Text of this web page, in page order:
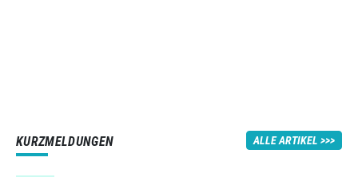
KURZMELDUNGEN ALLE ARTIKEL